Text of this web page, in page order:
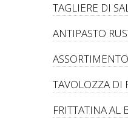
TAGLIERE DI
ANTIPASTO
TAVOLOZZA DI
FRITTATINA AL